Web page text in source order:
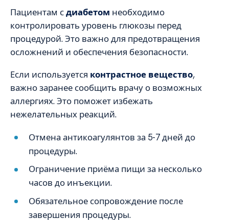
Пациентам сдиабетом необходимо
контролировать уровень глюкозы перед
процедурой. Это важно для предотвращения
осложнений и обеспечения безопасности.
Если используется контрастное вещество,
важно заранее сообщить врачу о возможных
аллергиях. Это поможет избежать
нежелательных реакций.
Отмена антикоагулянтов за 5-7 дней до
процедуры.
Ограничение приёма пищи за несколько
часов до инъекции.
Обязательное сопровождение после
завершения процедуры.